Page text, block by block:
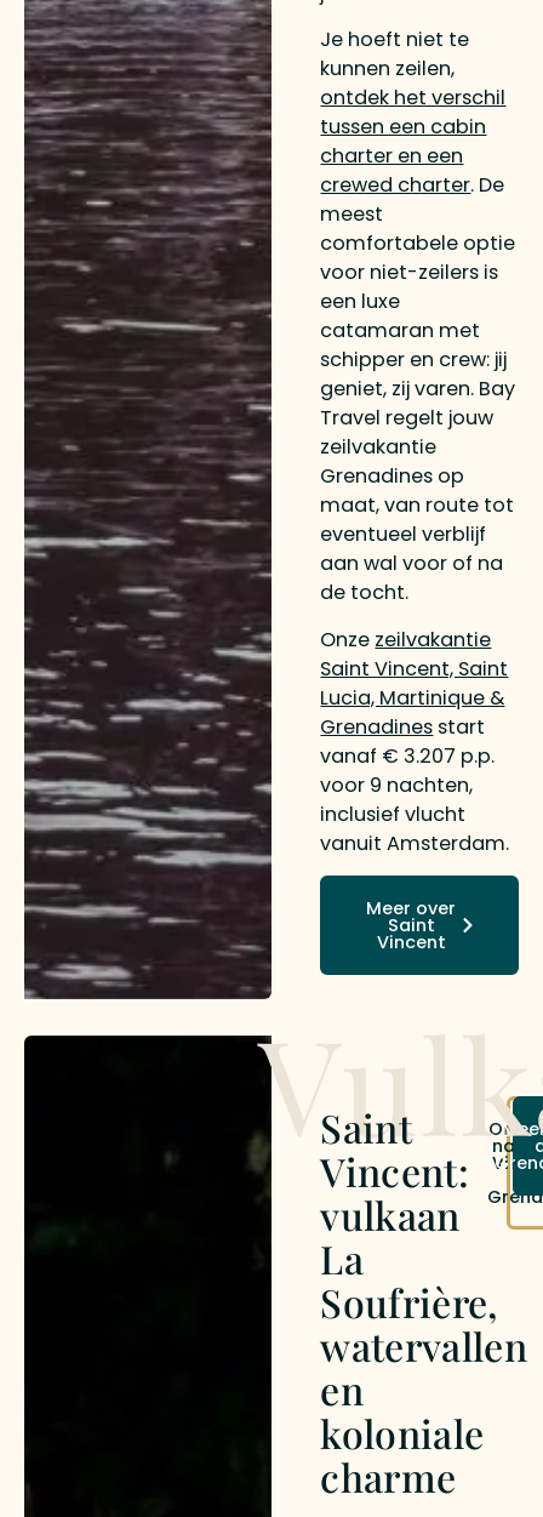
Je hoeft niet te
kunnen zeilen,
ontdek het verschil
tussen een cabin
charter en een
crewed charter. De
meest
comfortabele optie
voor niet-zeilers is
een luxe
catamaran met
schipper en crew: jij
geniet, zij varen. Bay
Travel regelt jouw
zeilvakantie
Grenadines op
maat, van route tot
eventueel verblijf
aan wal voor of na
de tocht.
Onze zeilvakantie
Saint Vincent, Saint
Lucia, Martinique &
Grenadines start
vanaf € 3.207 p.p.
voor 9 nachten,
inclusief vlucht
vanuit Amsterdam.
Meer over
Saint
Vincent
Saint
Vincent:
vulkaan
La
Soufrière,
watervallen
en
koloniale
charme
Onze
naar